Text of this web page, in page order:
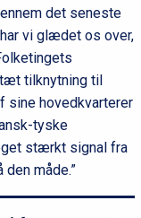
det seneste
vi glædet os over,
tilknytning til
sine hovedkvarterer
tyske
stærkt signal fra
måde.”